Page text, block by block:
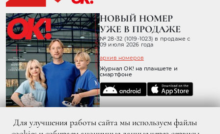
НОВЫЙ НОМЕР
УЖЕ В ПРОДАЖЕ
№ 28-32 (1019-1023) в продаже с
09 июля 2026 года
архив номеров
Журнал OK! на планшете и
смартфоне
Для улучшения работы сайта мы используем файлы